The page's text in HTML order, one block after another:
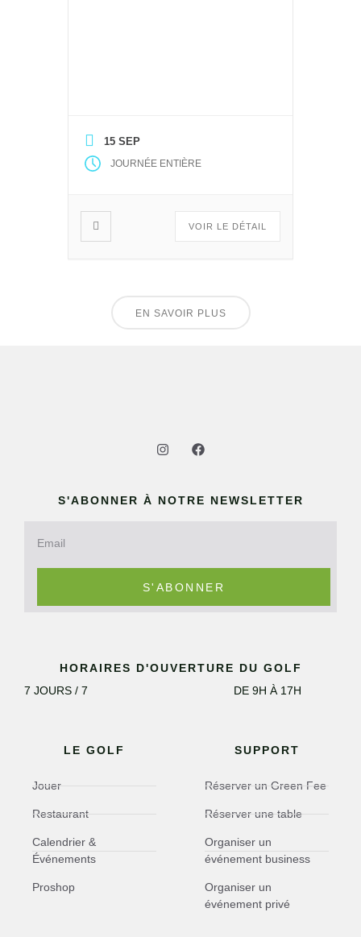
15 SEP
JOURNÉE ENTIÈRE
VOIR LE DÉTAIL
EN SAVOIR PLUS
LE GOLF
Jouer
Restaurant
Calendrier &
Événements
Proshop
SUPPORT
Réserver un Green Fee
Réserver une table
Organiser un
événement business
Organiser un
événement privé
S'ABONNER À NOTRE NEWSLETTER
S'ABONNER
HORAIRES D'OUVERTURE DU GOLF
7 JOURS / 7
DE 9H À 17H